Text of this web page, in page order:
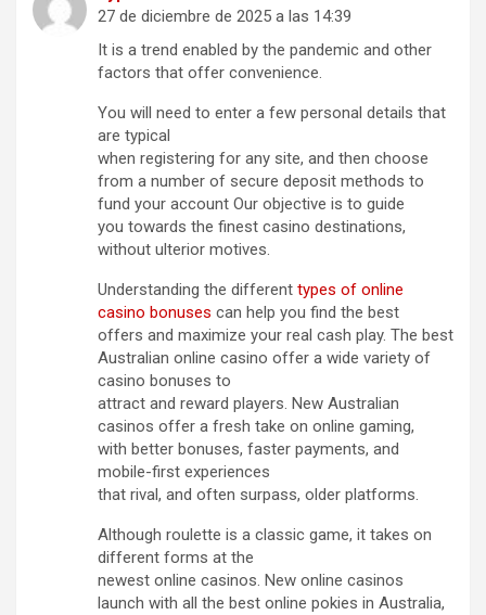
27 de diciembre de 2025 a las 14:39
It is a trend enabled by the pandemic and other
factors that offer convenience.
You will need to enter a few personal details that
are typical
when registering for any site, and then choose
from a number of secure deposit methods to
fund your account Our objective is to guide
you towards the finest casino destinations,
without ulterior motives.
Understanding the different types of online
casino bonuses can help you find the best
offers and maximize your real cash play. The best
Australian online casino offer a wide variety of
casino bonuses to
attract and reward players. New Australian
casinos offer a fresh take on online gaming,
with better bonuses, faster payments, and
mobile-first experiences
that rival, and often surpass, older platforms.
Although roulette is a classic game, it takes on
different forms at the
newest online casinos. New online casinos
launch with all the best online pokies in Australia,